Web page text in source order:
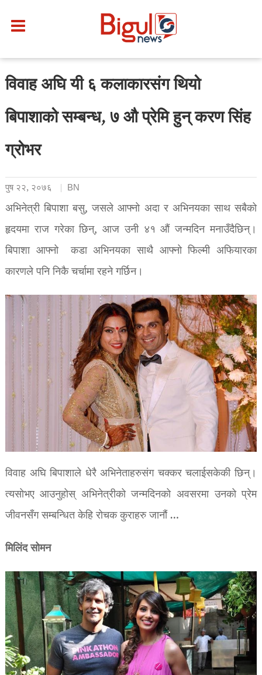
विवाह अघि यी ६ कलाकारसंग थियो
बिपाशाको सम्बन्ध, ७ औ प्रेमि हुन् करण सिंह
ग्रोभर
पुष २२, २०७६ BN
अभिनेत्री बिपाशा बसु, जसले आफ्नो अदा र अभिनयका साथ सबैको
हृदयमा राज गरेका छिन्, आज उनी ४१ औं जन्मदिन मनाउँदैछिन्।
बिपाशा आफ्नो कडा अभिनयका साथै आफ्नो फिल्मी अफियारका
कारणले पनि निकै चर्चामा रहने गर्छिन।
विवाह अघि बिपाशाले धेरै अभिनेताहरुसंग चक्कर चलाईसकेकी छिन्।
त्यसोभए आउनुहोस् अभिनेत्रीको जन्मदिनको अवसरमा उनको प्रेम
जीवनसँग सम्बन्धित केहि रोचक कुराहरु जानौं …
मिलिंद सोमन